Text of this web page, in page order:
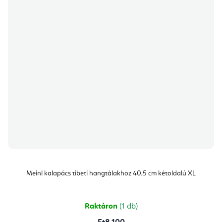
Meinl kalapács tibeti hangtálakhoz 40,5 cm kétoldalú XL
Raktáron (1 db)